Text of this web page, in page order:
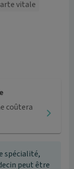
vitale
coûtera
spécialité,
peut être